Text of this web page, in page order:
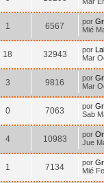
1 6567 por
Mié
18 32943 por
Mar
3 9816 por
Mar
0 7063 por
Sab
4 10983 por
Jue
1 7134 por
Mié